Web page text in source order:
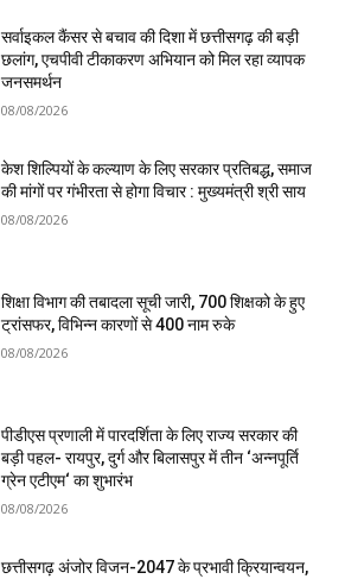
सर्वाइकल कैंसर से बचाव की दिशा में छत्तीसगढ़ की बड़ी
छलांग, एचपीवी टीकाकरण अभियान को मिल रहा व्यापक
जनसमर्थन
08/08/2026
केश शिल्पियों के कल्याण के लिए सरकार प्रतिबद्ध, समाज
की मांगों पर गंभीरता से होगा विचार : मुख्यमंत्री श्री साय
08/08/2026
शिक्षा विभाग की तबादला सूची जारी, 700 शिक्षको के हुए
ट्रांसफर, विभिन्न कारणों से 400 नाम रुके
08/08/2026
पीडीएस प्रणाली में पारदर्शिता के लिए राज्य सरकार की
बड़ी पहल- रायपुर, दुर्ग और बिलासपुर में तीन ‘अन्नपूर्ति
ग्रेन एटीएम‘ का शुभारंभ
08/08/2026
छत्तीसगढ़ अंजोर विजन-2047 के प्रभावी क्रियान्वयन,